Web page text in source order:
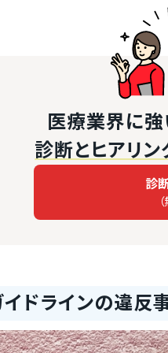
医療業界に
診断とヒアリン
診
ドラインの違反